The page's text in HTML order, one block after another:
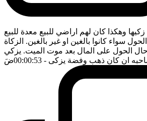
وهكذا كان لهم اراضي للبيع معدة للبيع
سواء كانوا بالغين او غير بالغين. الزكاة
حال الحول على المال بعد موت الميت. يزكي
ان كان ذهب وفضة يزكى - 00:00:53 ضَ